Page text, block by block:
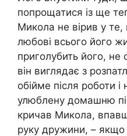
попрощатися із ще
Микола не вірив у
любові всього його
приголубить його,
він виглядає з
обійме після роботи
улюблену домашню
кричав Микола,
руку дружини, –